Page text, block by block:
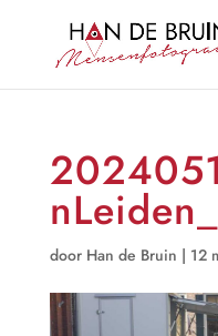
door Han de Bruin | 12